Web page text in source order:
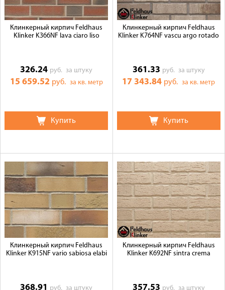
Клинкерный кирпич Feldhaus
Klinker K366NF lava ciaro liso
326.24 руб.за штуку
15 659.52 руб. за кв. метр
Купить
Клинкерный кирпич Feldhaus
Klinker K764NF vascu argo rotado
361.33 руб. за штуку
17 343.84 руб.за кв. метр
Купить
Клинкерный кирпич Feldhaus
Klinker K915NF vario sabiosa elabi
368.91 руб.за штуку
Клинкерный кирпич Feldhaus
Klinker K692NF sintra crema
357.53 руб. за штуку